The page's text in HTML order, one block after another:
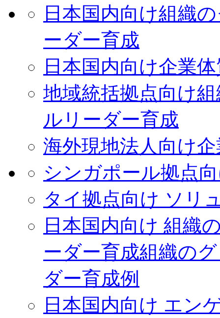
日本国内向け組織
ーダー育成
日本国内向け企業
地域統括拠点向け
ルリーダー育成
海外現地法人向け
シンガポール拠点
タイ拠点向け ソリ
日本国内向け 組織
ーダー育成組織の
ダー育成例
日本国内向け エン